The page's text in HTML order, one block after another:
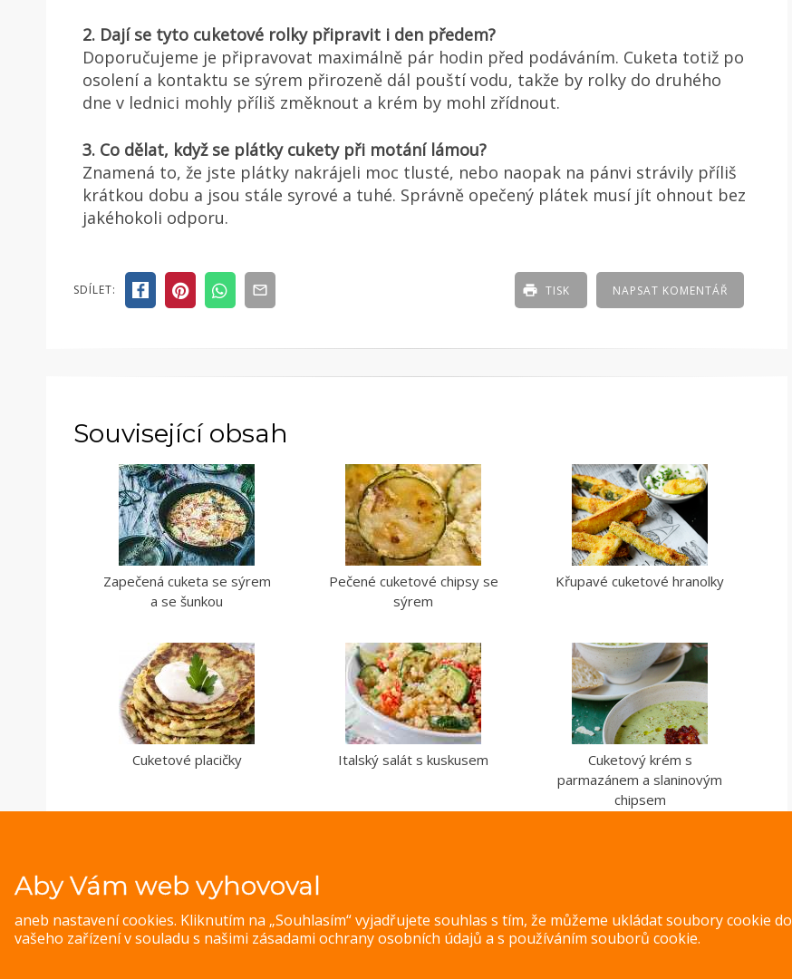
2. Dají se tyto cuketové rolky připravit i den předem?
Doporučujeme je připravovat maximálně pár hodin před podáváním. Cuketa totiž po
osolení a kontaktu se sýrem přirozeně dál pouští vodu, takže by rolky do druhého
dne v lednici mohly příliš změknout a krém by mohl zřídnout.
3. Co dělat, když se plátky cukety při motání lámou?
Znamená to, že jste plátky nakrájeli moc tlusté, nebo naopak na pánvi strávily příliš
krátkou dobu a jsou stále syrové a tuhé. Správně opečený plátek musí jít ohnout bez
jakéhokoli odporu.
SDÍLET: NAPSAT KOMENTÁŘ
TISK
Související obsah
Zapečená cuketa se sýrem
a se šunkou
Pečené cuketové chipsy se
sýrem
Křupavé cuketové hranolky
Cuketové placičky Italský salát s kuskusem
Cuketový krém s
parmazánem a slaninovým
chipsem
Aby Vám web vyhovoval
aneb nastavení cookies. Kliknutím na „Souhlasím“ vyjadřujete souhlas s tím, že můžeme ukládat soubory cookie do
vašeho zařízení v souladu s našimi zásadami ochrany osobních údajů a s používáním souborů cookie.